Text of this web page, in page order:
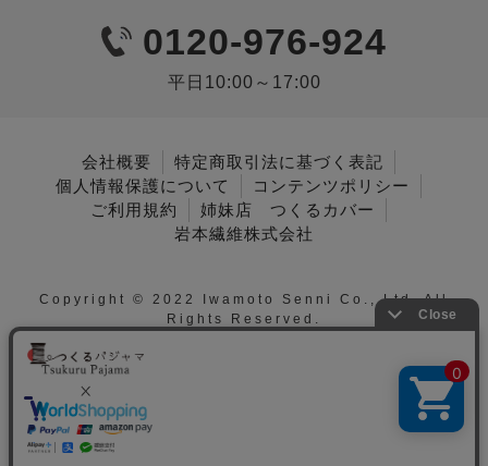
0120-976-924
平日10:00～17:00
会社概要
特定商取引法に基づく表記
個人情報保護について
コンテンツポリシー
ご利用規約
姉妹店 つくるカバー
岩本繊維株式会社
Copyright © 2022 Iwamoto Senni Co., Ltd. All
Rights Reserved.